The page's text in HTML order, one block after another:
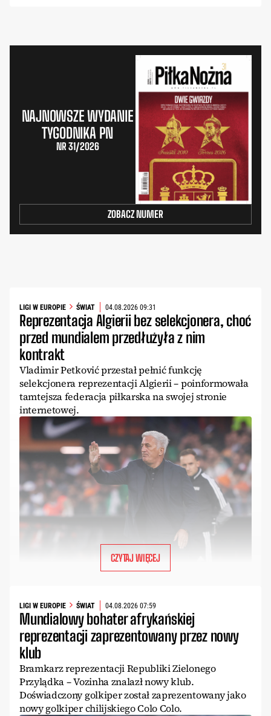
NAJNOWSZE WYDANIE
TYGODNIKA PN
NR 31/2026
ZOBACZ NUMER
LIGI W EUROPIE ŚWIAT 04.08.2026 09:31
Reprezentacja Algierii bez selekcjonera, choć
przed mundialem przedłużyła z nim
kontrakt
Vladimir Petković przestał pełnić funkcję
selekcjonera reprezentacji Algierii – poinformowała
tamtejsza federacja piłkarska na swojej stronie
internetowej.
CZYTAJ WIĘCEJ
LIGI W EUROPIE ŚWIAT 04.08.2026 07:59
Mundialowy bohater afrykańskiej
reprezentacji zaprezentowany przez nowy
klub
Bramkarz reprezentacji Republiki Zielonego
Przylądka – Vozinha znalazł nowy klub.
Doświadczony golkiper został zaprezentowany jako
nowy golkiper chilijskiego Colo Colo.